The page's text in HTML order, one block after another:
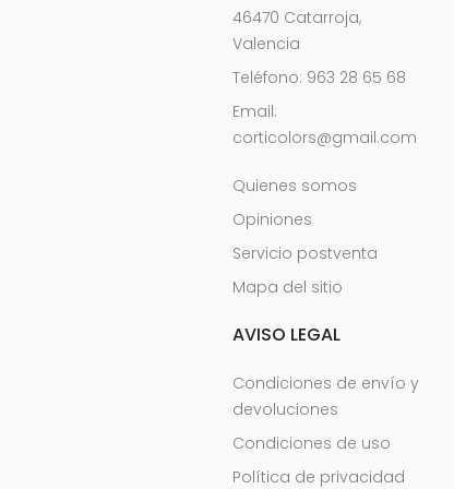
46470 Catarroja,
Valencia
Teléfono: 963 28 65 68
Email:
corticolors@gmail.com
Quienes somos
Opiniones
Servicio postventa
Mapa del sitio
AVISO LEGAL
Condiciones de envío y
devoluciones
Condiciones de uso
Política de privacidad